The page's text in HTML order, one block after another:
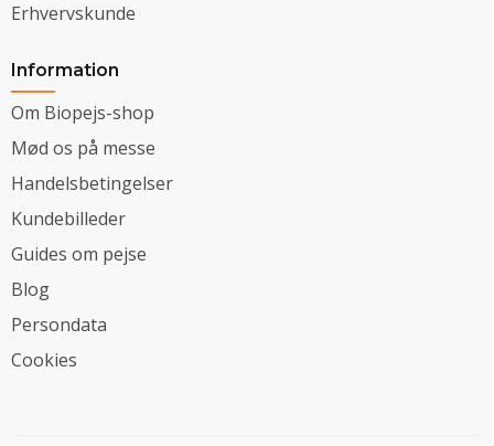
Erhvervskunde
Information
Om Biopejs-shop
Mød os på messe
Handelsbetingelser
Kundebilleder
Guides om pejse
Blog
Persondata
Cookies